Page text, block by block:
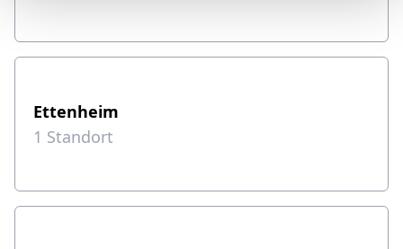
Ettenheim
1 Standort